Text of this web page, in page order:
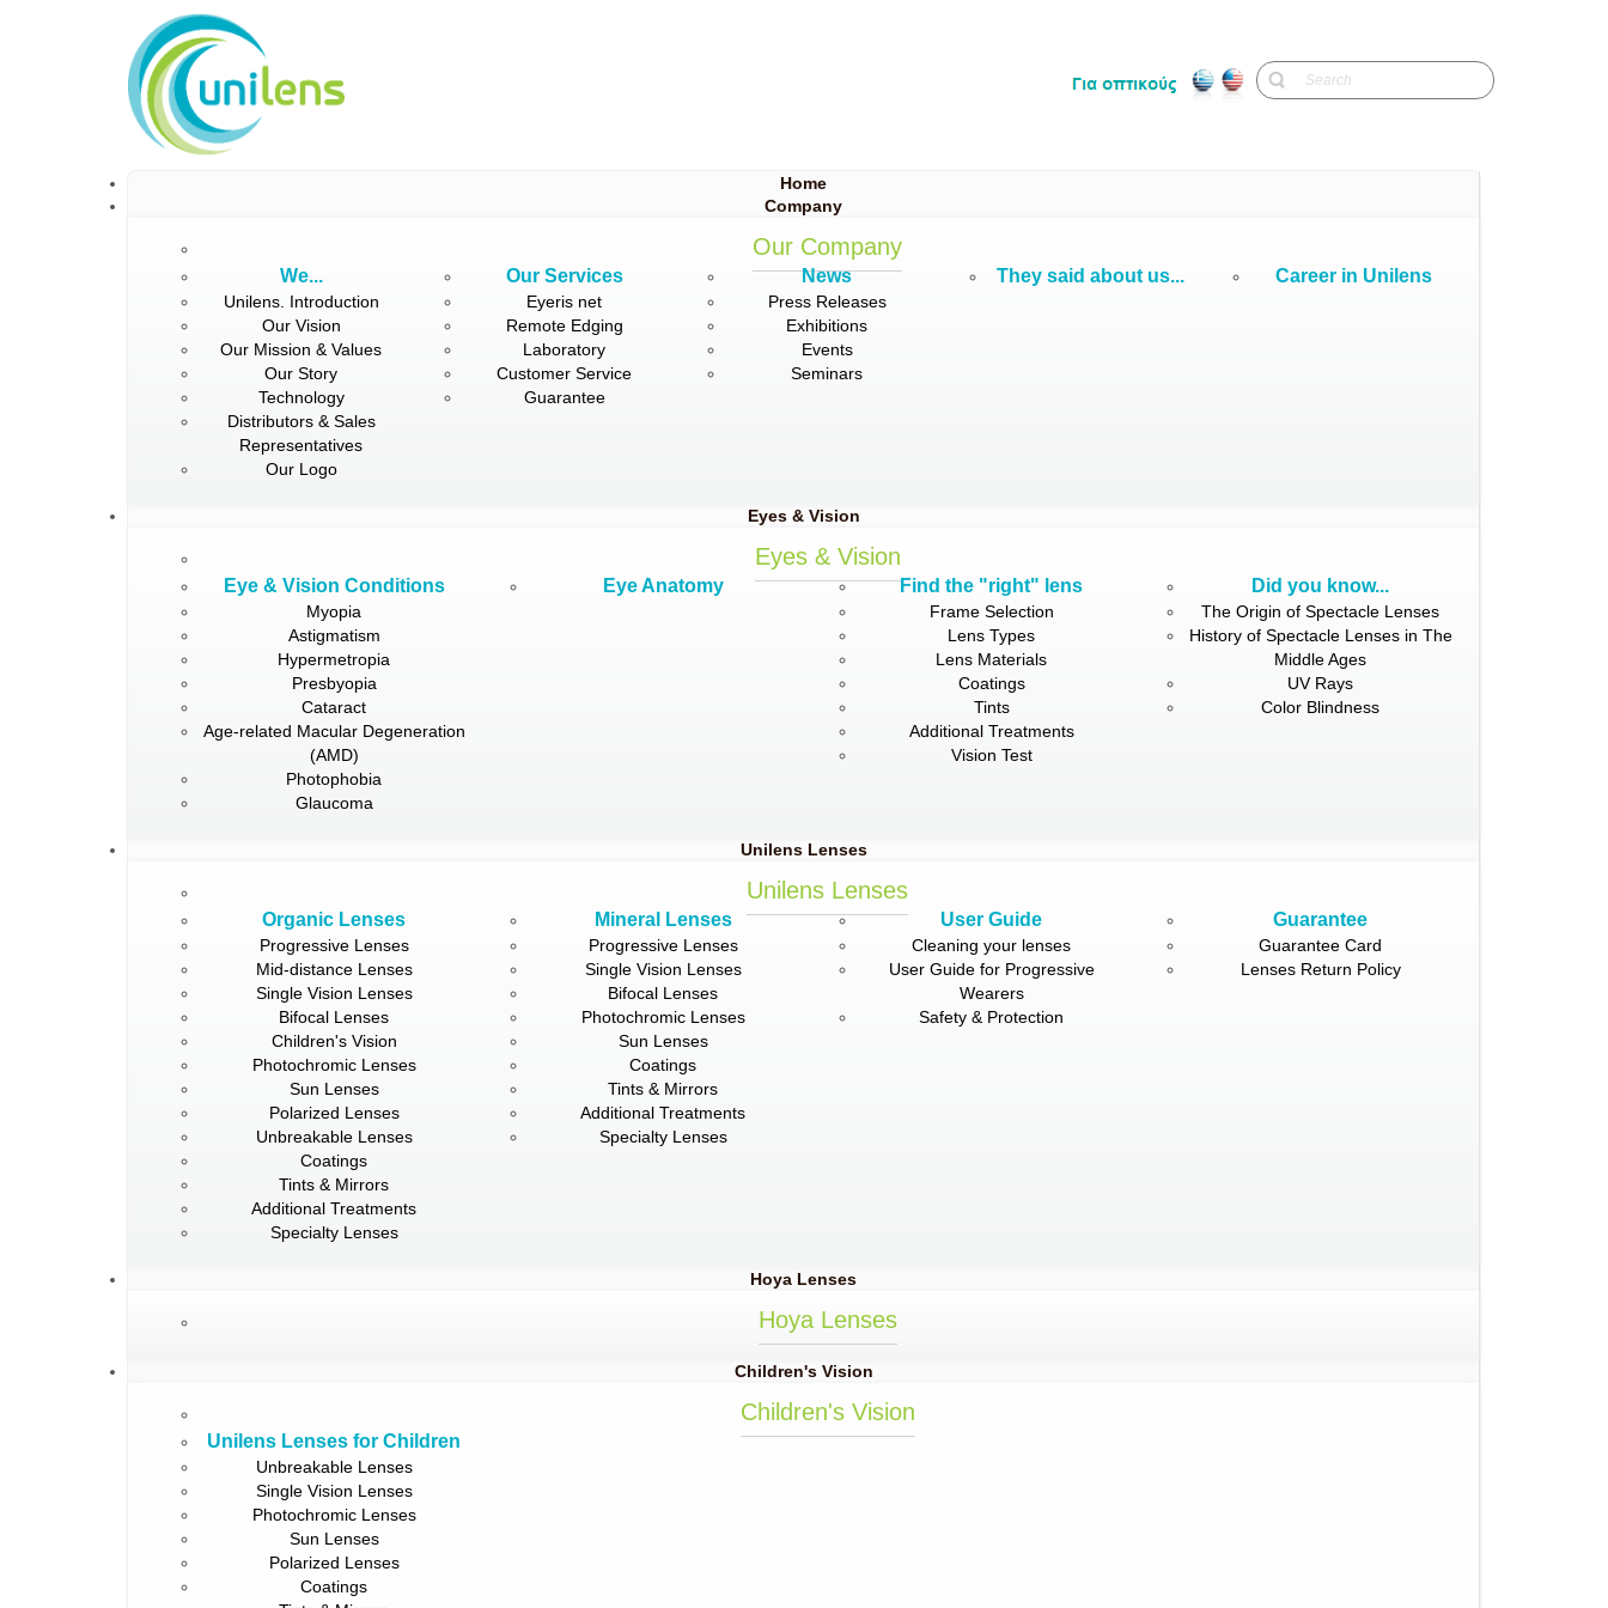
Home
Company
Our Company
We...
Unilens. Introduction
Our Vision
Our Mission & Values
Our Story
Technology
Distributors & Sales
Representatives
Our Logo
Our Services
Eyeris net
Remote Edging
Laboratory
Customer Service
Guarantee
News
Press Releases
Exhibitions
Events
Seminars
They said about us... Career in Unilens
Eyes & Vision
Eyes & Vision
Eye & Vision Conditions
Myopia
Astigmatism
Hypermetropia
Presbyopia
Cataract
Age-related Macular Degeneration
(AMD)
Photophobia
Glaucoma
Eye Anatomy Find the "right" lens
Frame Selection
Lens Types
Lens Materials
Coatings
Tints
Additional Treatments
Vision Test
Did you know...
The Origin of Spectacle Lenses
History of Spectacle Lenses in The
Middle Ages
UV Rays
Color Blindness
Unilens Lenses
Unilens Lenses
Organic Lenses
Progressive Lenses
Mid-distance Lenses
Single Vision Lenses
Bifocal Lenses
Children's Vision
Photochromic Lenses
Sun Lenses
Polarized Lenses
Unbreakable Lenses
Coatings
Tints & Mirrors
Additional Treatments
Specialty Lenses
Mineral Lenses
Progressive Lenses
Single Vision Lenses
Bifocal Lenses
Photochromic Lenses
Sun Lenses
Coatings
Tints & Mirrors
Additional Treatments
Specialty Lenses
User Guide
Cleaning your lenses
User Guide for Progressive
Wearers
Safety & Protection
Guarantee
Guarantee Card
Lenses Return Policy
Hoya Lenses
Hoya Lenses
Children's Vision
Children's Vision
Unilens Lenses for Children
Unbreakable Lenses
Single Vision Lenses
Photochromic Lenses
Sun Lenses
Polarized Lenses
Coatings